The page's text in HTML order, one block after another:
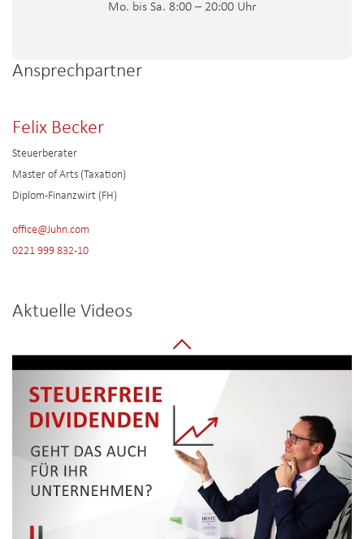
Mo. bis Sa. 8:00 – 20:00 Uhr
Ansprechpartner
Felix Becker
Steuerberater
Master of Arts (Taxation)
Diplom-Finanzwirt (FH)
office@Juhn.com
0221 999 832-10
Aktuelle Videos